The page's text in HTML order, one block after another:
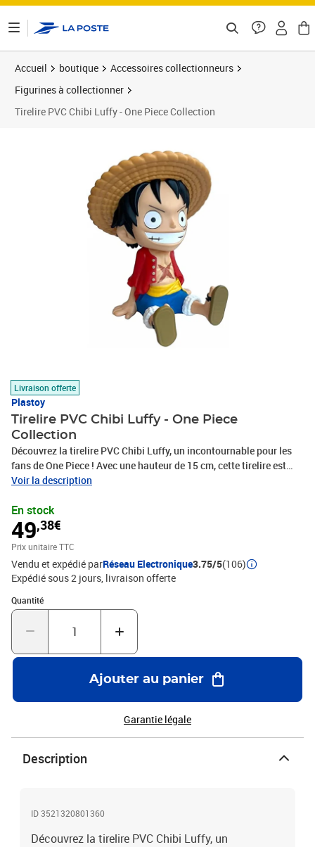
Accueil boutique
Accessoires collectionneurs
Figurines à collectionner
Tirelire PVC Chibi Luffy - One Piece Collection
Livraison offerte
Plastoy
Tirelire PVC Chibi Luffy - One Piece
Collection
Découvrez la tirelire PVC Chibi Luffy, un incontournable pour les
fans de One Piece ! Avec une hauteur de 15 cm, cette tirelire est
fabriquée en PVC de haute qualité et est soigneusement peinte à la
parfait pour économiser tout en affichant votre passion pour
l'univers des pirates. Ajoutez une touche d'aventure à votre
décoration intérieure ou offrez-la en cadeau à un ami fan de One
Piece. Ne manquez pas l'opportunité d'acquérir cette pièce unique
de votre collection !
Voir la description
En stock
49,38€
Prix unitaire TTC
Vendu et expédié parRéseau Electronique3.75/5(106)
Expédié sous 2 jours livraison offerte
Quantité
Quantité : 1
Ajouter au panier
Garantie légale
Description
ID 3521320801360
Découvrez la tirelire PVC Chibi Luffy, un